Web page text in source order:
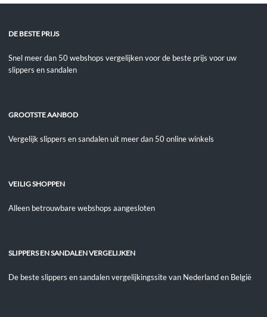
DE BESTE PRIJS
Snel meer dan 50 webshops vergelijken voor de beste prijs voor uw
slippers en sandalen
GROOTSTE AANBOD
Vergelijk slippers en sandalen uit meer dan 50 online winkels
VEILIG SHOPPEN
Alleen betrouwbare webshops aangesloten
SLIPPERS EN SANDALEN VERGELIJKEN
De beste slippers en sandalen vergelijkingssite van Nederland en België